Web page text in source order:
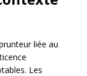
liée au
Les